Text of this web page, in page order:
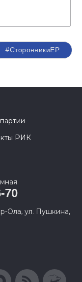
#СторонникиЕР
РИК
70
Ола, ул. Пушкина,